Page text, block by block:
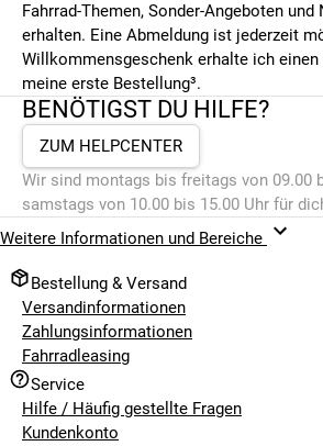
Fahrrad-Themen, Sonder-Angeboten und
erhalten. Eine Abmeldung ist jederzeit
Willkommensgeschenk erhalte ich einen
meine erste Bestellung³.
BENÖTIGST DU HILFE?
ZUM HELPCENTER
Wir sind montags bis freitags von 09.00
samstags von 10.00 bis 15.00 Uhr für
Weitere Informationen und Bereiche
Bestellung & Versand
Versandinformationen
Zahlungsinformationen
Fahrradleasing
Service
Hilfe / Häufig gestellte Fragen
Kundenkonto